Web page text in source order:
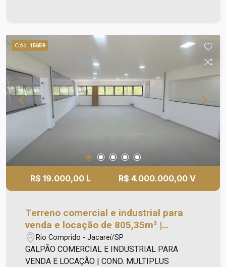
e conforto do seu cliente que enquanto aguarda
atendimento pode tomar um café, comer um
lanche, fazer compras, diversos serviços em um
só lugar. *Ligue e agende à sua visita!
Cód. 15659
R$ 19.000,00 L R$ 4.000.000,00 V
Terreno comercial e industrial para
venda e locação de 805,35m² |
Condomínio Multiplus Eldorado I - Rio
Comprido | Jacareí |
Rio Comprido - Jacareí/SP
GALPÃO COMERCIAL E INDUSTRIAL PARA
VENDA E LOCAÇÃO | COND. MULTIPLUS